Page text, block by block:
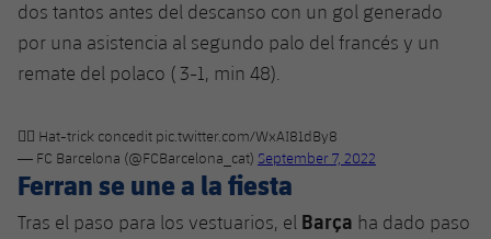
dos tantos antes del descanso con un gol generado
por una asistencia al segundo palo del francés y un
remate del polaco ( 3-1, min 48).
🧞‍♂️ Hat-trick concedit pic.twitter.com/WxAI81dBy8
— FC Barcelona (@FCBarcelona_cat) September 7, 2022
Ferran se une a la fiesta
Tras el paso para los vestuarios, el Barça ha dado paso